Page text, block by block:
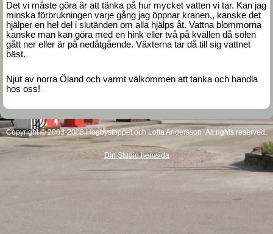
Det vi måste göra är att tänka på hur mycket vatten vi tar. Kan jag
minska förbrukningen varje gång jag öppnar kranen,, kanske det
hjälper en hel del i slutänden om alla hjälps åt. Vattna blommorna
kanske man kan göra med en hink eller två på kvällen då solen
gått ner eller är på nedåtgående. Växterna tar då till sig vattnet
bäst.
Njut av norra Öland och varmt välkommen att tanka och handla
hos oss!
Copyright © 2003-2008 Högbystoppet och Lotta Andersson All rights reserved.
Din Studio hemsida